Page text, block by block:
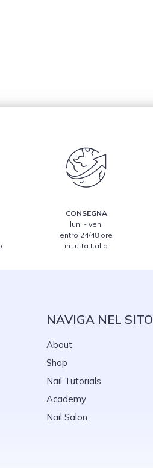
CONSEGNA
lun. - ven.
entro 24/48 ore
in tutta Italia
NAVIGA NEL SITO
About
Shop
Nail Tutorials
Academy
Nail Salon